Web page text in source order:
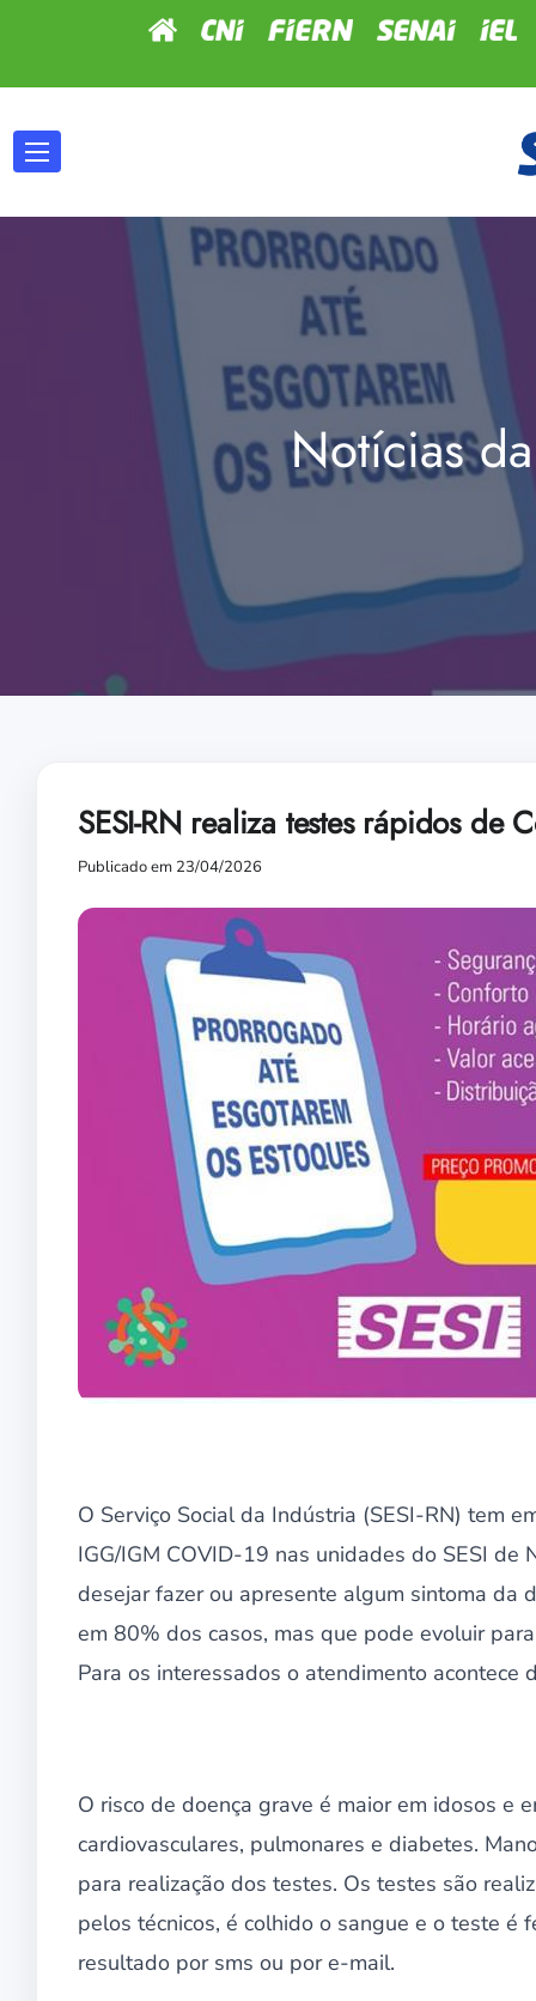
Notícias
SESI-RN realiza testes rápidos de
Publicado em 23/04/2026
O Serviço Social da Indústria (SESI-RN) tem
IGG/IGM COVID-19 nas unidades do SESI
desejar fazer ou apresente algum sintoma da
em 80% dos casos, mas que pode evoluir
Para os interessados o atendimento
O risco de doença grave é maior em idosos e
cardiovasculares, pulmonares e diabetes.
para realização dos testes. Os testes são
pelos técnicos, é colhido o sangue e o teste é
resultado por sms ou por e-mail.